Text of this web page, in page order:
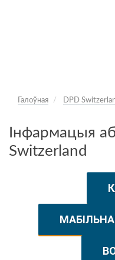
Галоўная DPD
Інфармацыя
Switzerland